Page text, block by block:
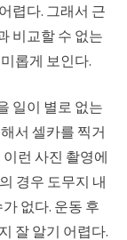
렵다. 그래서 근
비교할 수 없는
롭게 보인다.
일이 별로 없는
서 셀카를 찍거
런 사진 촬영에
경우 도무지 내
없다. 운동 후
잘 알기 어렵다.